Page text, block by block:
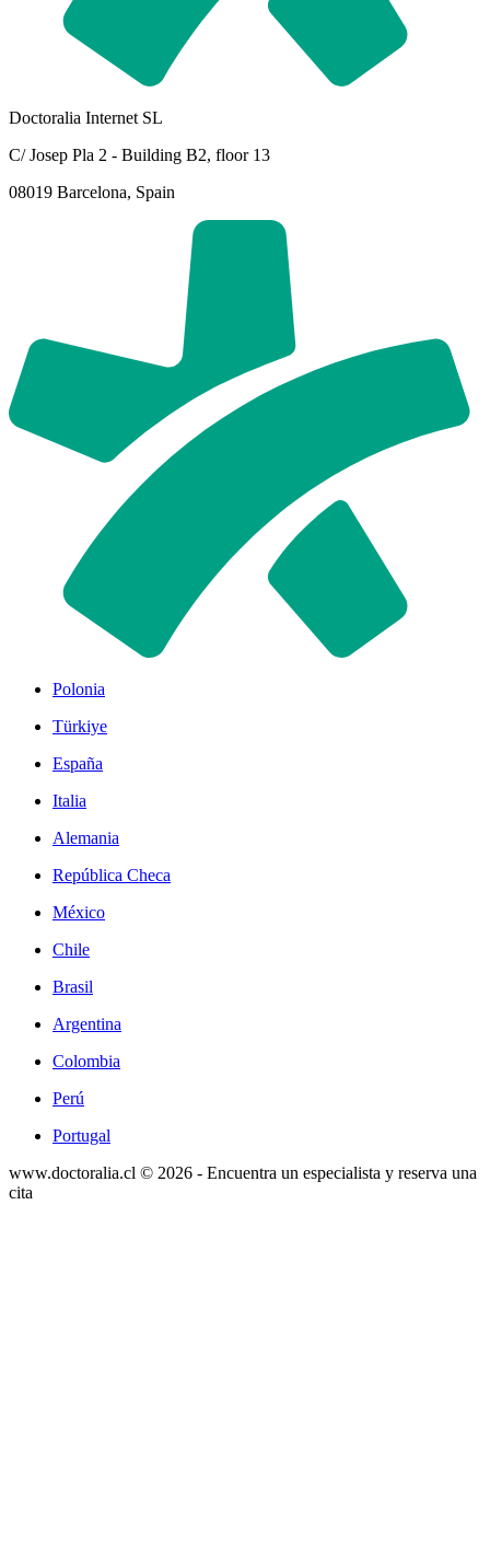
Doctoralia Internet SL
C/ Josep Pla 2 - Building B2, floor 13
08019 Barcelona, Spain
Polonia
Türkiye
España
Italia
Alemania
República Checa
México
Chile
Brasil
Argentina
Colombia
Perú
Portugal
www.doctoralia.cl © 2026 - Encuentra un especialista y reserva una
cita